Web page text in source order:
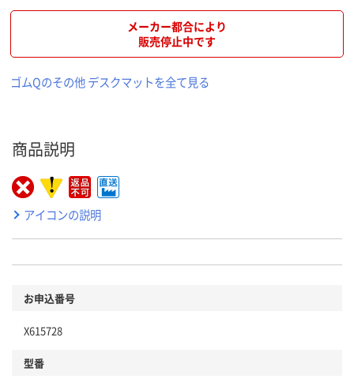
メーカー都合により
販売停止中です
ゴムQのその他 デスクマットを全て見る
商品説明
アイコンの説明
お申込番号
X615728
型番